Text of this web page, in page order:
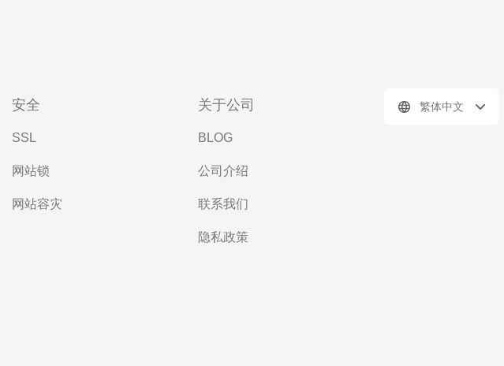
安全
SSL
网站锁
网站容灾
关于公司
BLOG
公司介绍
联系我们
隐私政策
繁体中文